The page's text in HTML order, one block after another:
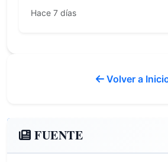
Hace 7 días
Volver a
FUENTE